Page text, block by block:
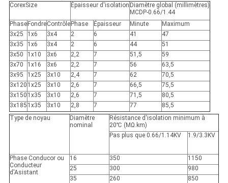
CorexSize Épaisseur d'isolation Diamètre global (millimètres)
MCDP-0.66/1.44
Phase FondreContrôle Phase Épaisseur Minute
Maximum
3x25
1x6 3x4 2 6 41
47
3x35
1x6 3x4 2 6 44
51
3x50
1x10 3x6 2,2 7 51,5
59
3x70
1x16 3x6 2,2 7 56
63,5
3x95
1x25 3x10 2,4 7 62
70,5
3x120 1x25 3x10 2,6 7 66,5
75,5
3x150 1x35 3x10 2,6 7 71,5
80,5
3x185 1x35 3x10 2,8 7 77
85,5
Type de noyau
Diamètre
nominal
Résistance d'isolation minimum à
20℃ (MΩ.km)
Pas plus que 0.66/1.14KV
1.9/3.3KV
Phase Conducor ou
Conducteur
d'Asistant
16 350
1150
25
300
980
35
260
850